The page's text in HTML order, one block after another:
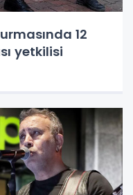
12
yetkilisi